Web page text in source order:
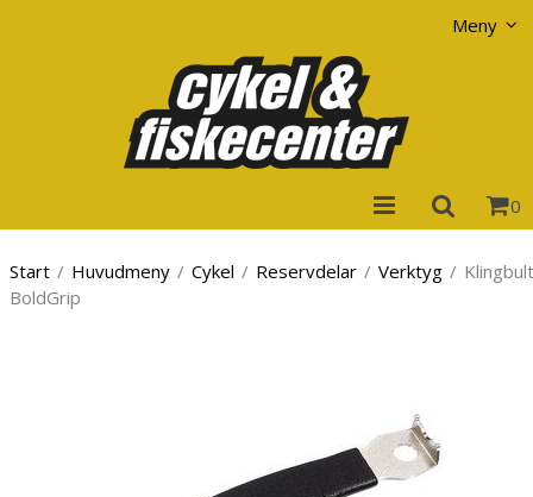
Meny
0
Start / Huvudmeny / Cykel / Reservdelar / Verktyg /
BoldGrip